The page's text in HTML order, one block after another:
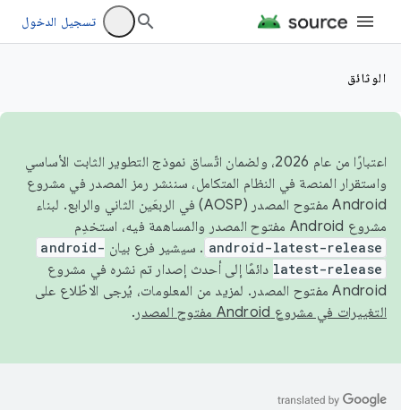
تسجيل الدخول
الوثائق
اعتبارًا من عام 2026، ولضمان اتّساق نموذج التطوير الثابت الأساسي
واستقرار المنصة في النظام المتكامل، سننشر رمز المصدر في مشروع
Android مفتوح المصدر (AOSP) في الربعَين الثاني والرابع. لبناء
مشروع Android مفتوح المصدر والمساهمة فيه، استخدِم
android-latest-release . سيشير فرع بيان android-
latest-release دائمًا إلى أحدث إصدار تم نشره في مشروع
Android مفتوح المصدر. لمزيد من المعلومات، يُرجى الاطّلاع على
التغييرات في مشروع Android مفتوح المصدر
.